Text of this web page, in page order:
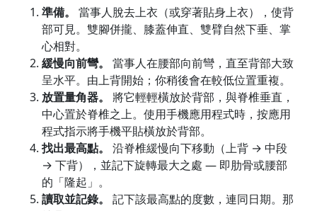
準備。
當事人脫去上衣（或穿著貼身上衣），使背
部可見。雙腳併攏、膝蓋伸直、雙臂自然下垂、掌
心相對。
緩慢向前彎。
當事人在腰部向前彎，直至背部大致
呈水平。由上背開始；你稍後會在較低位置重複。
放置量角器。
將它輕輕橫放於背部，與脊椎垂直，
中心置於脊椎之上。使用手機應用程式時，按應用
程式指示將手機平貼橫放於背部。
找出最高點。
沿脊椎緩慢向下移動（上背 → 中段
→ 下背），並記下旋轉最大之處 — 即肋骨或腰部
的「隆起」。
讀取並記錄。
記下該最高點的度數，連同日期。那